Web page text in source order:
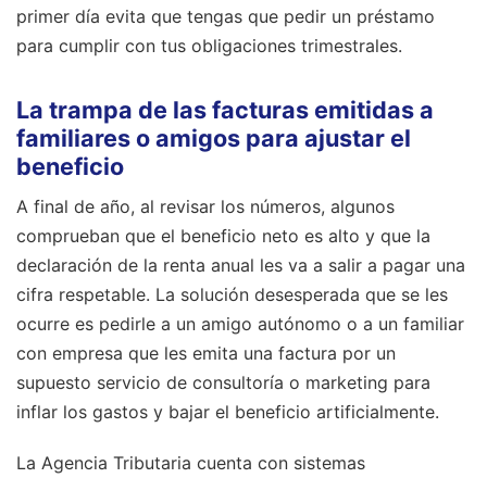
primer día evita que tengas que pedir un préstamo
para cumplir con tus obligaciones trimestrales.
La trampa de las facturas emitidas a
familiares o amigos para ajustar el
beneficio
A final de año, al revisar los números, algunos
comprueban que el beneficio neto es alto y que la
declaración de la renta anual les va a salir a pagar una
cifra respetable. La solución desesperada que se les
ocurre es pedirle a un amigo autónomo o a un familiar
con empresa que les emita una factura por un
supuesto servicio de consultoría o marketing para
inflar los gastos y bajar el beneficio artificialmente.
La Agencia Tributaria cuenta con sistemas